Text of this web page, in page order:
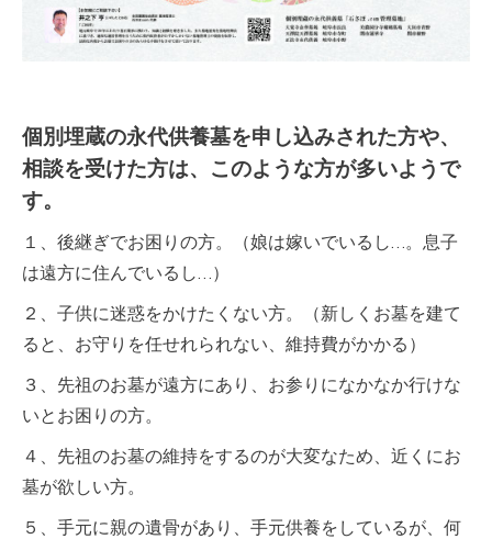
個別埋蔵の永代供養墓を申し込みされた方や、
相談を受けた方は、このような方が多いようで
す。
１、後継ぎでお困りの方。（娘は嫁いでいるし…。息子
は遠方に住んでいるし…）
２、子供に迷惑をかけたくない方。（新しくお墓を建て
ると、お守りを任せれられない、維持費がかかる）
３、先祖のお墓が遠方にあり、お参りになかなか行けな
いとお困りの方。
４、先祖のお墓の維持をするのが大変なため、近くにお
墓が欲しい方。
５、手元に親の遺骨があり、手元供養をしているが、何